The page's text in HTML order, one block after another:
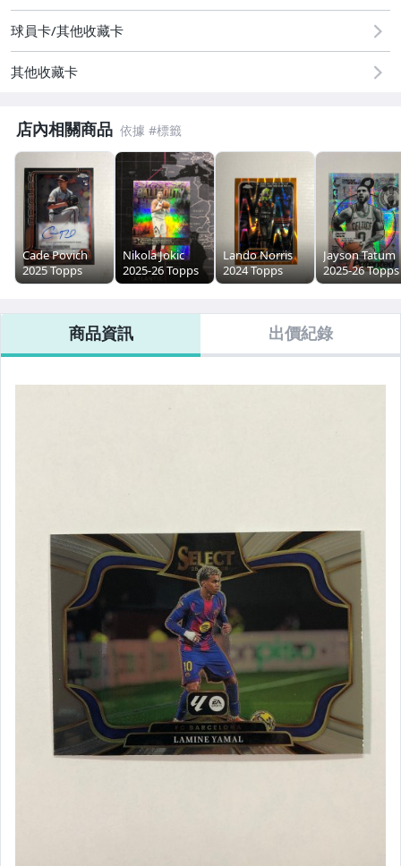
球員卡/其他收藏卡
其他收藏卡
店內相關商品
Cade Povich
2025 Topps
Chrome
Auto 新人卡面
簽名卡 (如圖)
Nikola Jokic
2025-26 Topps
Chrome Ball of
紫版亮面特卡
(如圖)
Lando Norris
2024 Topps
Chrome F1
張橘版亮面卡
Jayson Tatum
2025-26 Topps
Chrome
亮面特卡 (如
商品資訊 出價紀錄